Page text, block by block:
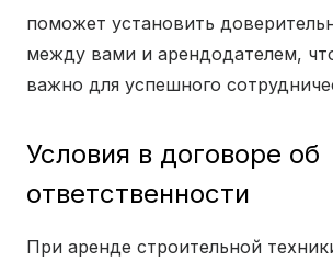
поможет установить
между вами и арендодателем,
важно для успешного
Условия в договоре об
ответственности
При аренде строительной